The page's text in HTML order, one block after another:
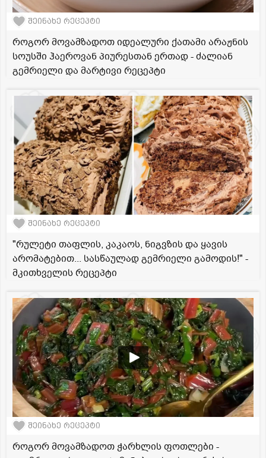
შეინახე რეცეპტი
როგორ მოვამზადოთ იდეალური ქათამი არაჟნის
სოუსში ჰაეროვან პიურესთან ერთად - ძალიან
გემრიელი და მარტივი რეცეპტი
შეინახე რეცეპტი
"რულეტი თაფლის, კაკაოს, ნიგვზის და ყავის
არომატებით... სასწაულად გემრიელი გამოდის!" -
მკითხველის რეცეპტი
შეინახე რეცეპტი
როგორ მოვამზადოთ ჭარხლის ფოთლები -